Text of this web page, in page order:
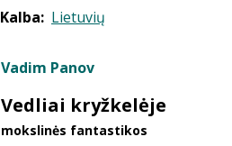
Kalba: Lietuvių
Vadim Panov
Vedliai kryžkelėje
mokslinės fantastikos